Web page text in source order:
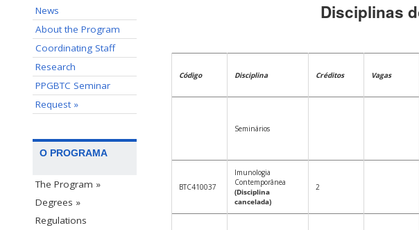
News
About the Program
Coordinating Staff
Research
PPGBTC Seminar
Request »
O PROGRAMA
The Program »
Degrees »
Regulations
Disciplinas
Código Disciplina Créditos Vagas
Seminários
BTC410037
Imunologia
Contemporânea
(Disciplina
cancelada)
2